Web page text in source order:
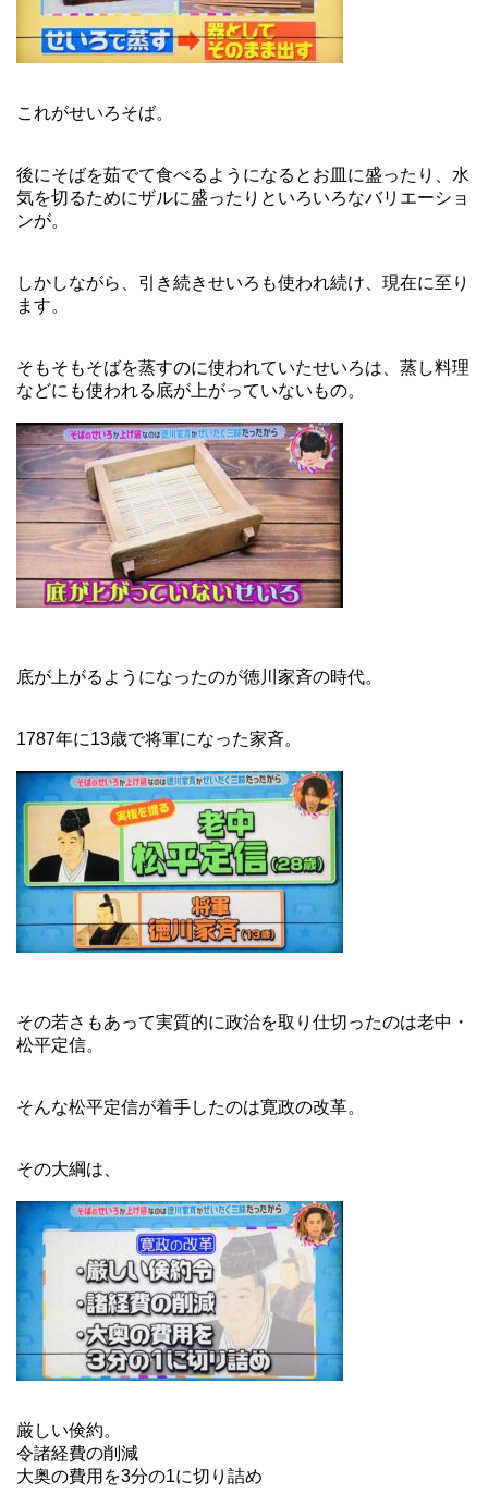
これがせいろそば。
後にそばを茹でて食べるようになるとお皿に盛ったり、水
気を切るためにザルに盛ったりといろいろなバリエーショ
ンが。
しかしながら、引き続きせいろも使われ続け、現在に至り
ます。
そもそもそばを蒸すのに使われていたせいろは、蒸し料理
などにも使われる底が上がっていないもの。
底が上がるようになったのが徳川家斉の時代。
1787年に13歳で将軍になった家斉。
その若さもあって実質的に政治を取り仕切ったのは老中・
松平定信。
そんな松平定信が着手したのは寛政の改革。
その大綱は、
厳しい倹約。
令諸経費の削減
大奥の費用を3分の1に切り詰め